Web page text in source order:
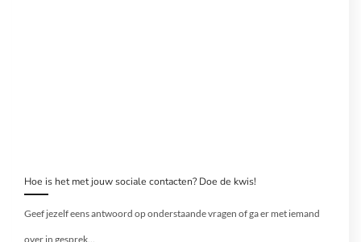
Hoe is het met jouw sociale contacten? Doe de kwis!
Geef jezelf eens antwoord op onderstaande vragen of ga er met iemand
over in gesprek...